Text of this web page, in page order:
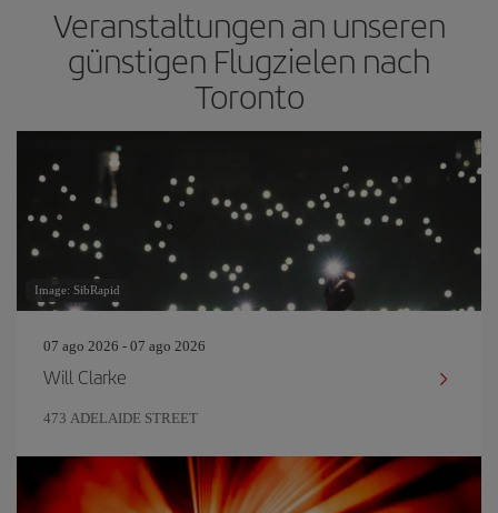
Veranstaltungen an unseren
günstigen Flugzielen nach
Toronto
Image: SibRapid
07 ago 2026 - 07 ago 2026
Will Clarke
473 ADELAIDE STREET